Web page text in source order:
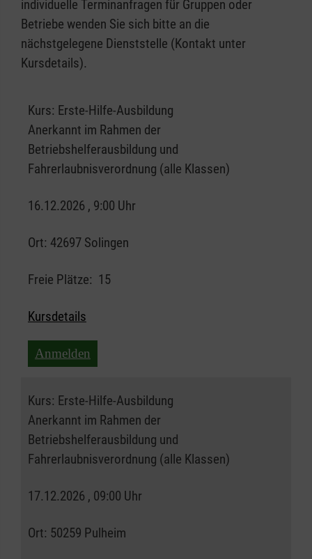
individuelle Terminanfragen für Gruppen oder
Betriebe wenden Sie sich bitte an die
nächstgelegene Dienststelle (Kontakt unter
Kursdetails).
Kurs: Erste-Hilfe-Ausbildung
Anerkannt im Rahmen der
Betriebshelferausbildung und
Fahrerlaubnisverordnung (alle Klassen)
16.12.2026 , 9:00 Uhr
Ort: 42697 Solingen
Freie Plätze: 15
Kursdetails
Anmelden
Kurs: Erste-Hilfe-Ausbildung
Anerkannt im Rahmen der
Betriebshelferausbildung und
Fahrerlaubnisverordnung (alle Klassen)
17.12.2026 , 09:00 Uhr
Ort: 50259 Pulheim